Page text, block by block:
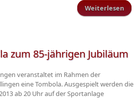
Weiterlesen
zum 85-jährigen Jubiläum
veranstaltet im Rahmen der
eine Tombola. Ausgespielt werden die
ab 20 Uhr auf der Sportanlage